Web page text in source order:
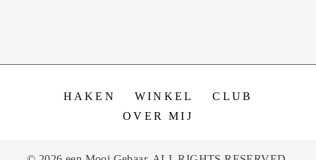
HAKEN WINKEL
CLUB
OVER MIJ